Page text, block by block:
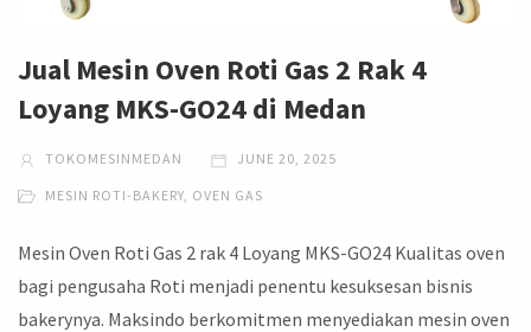
Jual Mesin Oven Roti Gas 2 Rak 4
Loyang MKS-GO24 di Medan
TOKOMESINMEDAN JUNE 20, 2025
MESIN ROTI-BAKERY OVEN GAS
Mesin Oven Roti Gas 2 rak 4 Loyang MKS-GO24 Kualitas oven
bagi pengusaha Roti menjadi penentu kesuksesan bisnis
bakerynya. Maksindo berkomitmen menyediakan mesin oven